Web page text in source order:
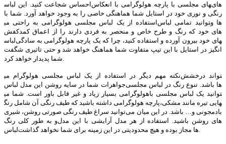
احساس شجاعت کنید. این لباس‎های مجلسی با پارچه هولوگرامی با انعکاس‌‎های
رنگی و نوری خود در استایل شما هماهنگی خاصی را به وجود خواهد آورد. شما با
استفاده از یک لباس مجلسی هولوگرامی به راحتی می‎توانید تمامی لباس‎‌ها و
کفش‌‎های خود که رنگ و طرح خاص و منحصر به فردی دارند را از اعماق کمد
لباس‎های خود بیرون آورده و استفاده کنید، چرا که یک پارچه هولوگرامی به سادگی
با این تیپ متفاوت شما هماهنگ خواهد شد و حتی تاثیری شگفت ‎انگیز در استایل
شما پدیدار خواهد کرد.
نکته مهم دیگر در استفاده از یک لباس مجلسی هولوگرام می‎تواند درخشش
جواهرات شما در سایه روشن این مدل لباس‌‎ها باشد. تنوع رنگ در لباس مجلسی
هولوگرامی بسیار زیاد و غیر قابل باور است. شما می‎توانید یک لباس مجلسی با
پارچه هولوگرامی داشته باشید که طیف رنگی آن شامل رنگ‎هایی تیره مانند مشکی،
بادمجونی و… باشد. در این میان می‌توانید سراغ طیف رنگی صورتی روشن، شیری
و به طور کلی رنگ‌‎های روشن باشید. استفاده از هر مدل آرایشی با این مدل
لباس‌‎ها مجاز بوده و هیچ محدودیتی در این زمینه برای شما نخواهد گذاشت.